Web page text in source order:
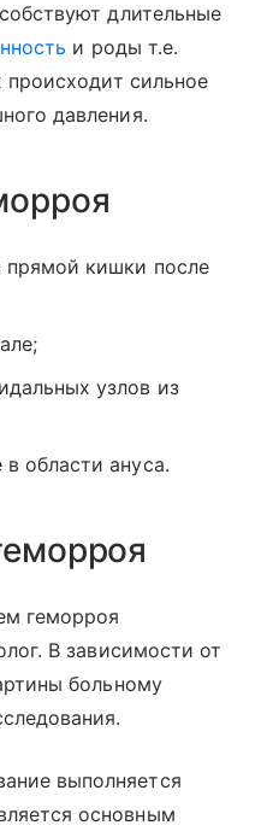
длительные
и роды т.е.
сильное
давления.
прямой кишки после
узлов из
области ануса.
геморроя
В зависимости от
больному
выполняется
основным